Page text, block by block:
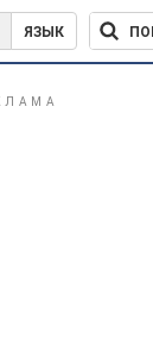
ЯЗЫК